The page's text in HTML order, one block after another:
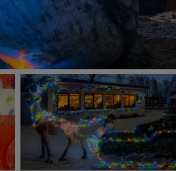
przetwarzania. Pamiętaj jednak, że nie
informacji zawartych w plikach cookies.
przypadkach nie możemy tego zrobić za
Dziękujemy, i życzmy miłego odkrywania